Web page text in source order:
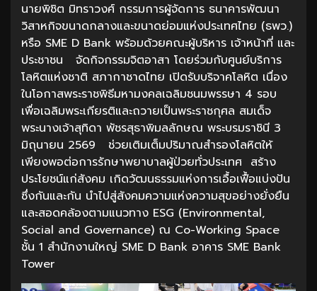
นายพิชิต มิทราวงศ์ กรรมการผู้จัดการ ธนาคารพัฒนา
วิสาหกิจขนาดกลางและขนาดย่อมแห่งประเทศไทย (ธพว.)
หรือ SME D Bank พร้อมด้วยคณะผู้บริหาร เจ้าหน้าที่ และ
ประชาชน จัดกิจกรรมจิตอาสา โดยร่วมกับศูนย์บริการ
โลหิตแห่งชาติ สภากาชาดไทย เปิดรับบริจาคโลหิต เนื่อง
ในโอกาสพระราชพิธีมหามงคลเฉลิมชนมพรรษา 4 รอบ
เพื่อเฉลิมพระเกียรติและถวายเป็นพระราชกุศล สมเด็จ
พระนางเจ้าสุทิดา พัชรสุธาพิมลลักษณ พระบรมราชินี 3
มิถุนายน 2569 ช่วยเติมเต็มปริมาณสำรองโลหิตให้
เพียงพอต่อการรักษาพยาบาลผู้ป่วยทั่วประเทศ สร้าง
ประโยชน์แก่สังคม เกิดวัฒนธรรมแห่งการเอื้อเฟื้อแบ่งปัน
ซึ่งกันและกัน นำไปสู่สังคมความแห่งความสุขอย่างยั่งยืน
และสอดคล้องตามแนวทาง ESG (Environmental,
Social and Governance) ณ Co-Working Space
ชั้น 1 สำนักงานใหญ่ SME D Bank อาคาร SME Bank
Tower